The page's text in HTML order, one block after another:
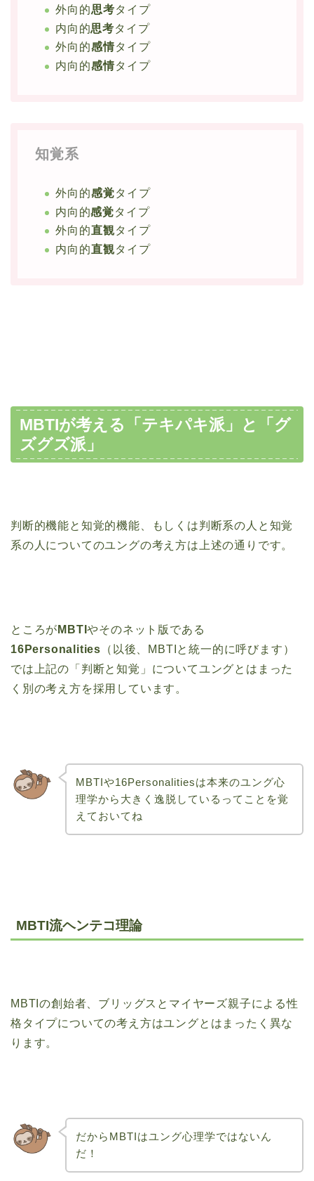
外向的思考タイプ
内向的思考タイプ
外向的感情タイプ
内向的感情タイプ
知覚系
外向的感覚タイプ
内向的感覚タイプ
外向的直観タイプ
内向的直観タイプ
MBTIが考える「テキパキ派」と「グ
ズグズ派」
判断的機能と知覚的機能、もしくは判断系の人と知覚
系の人についてのユングの考え方は上述の通りです。
ところが MBTIやそのネット版である
16Personalities （以後、MBTIと統一的に呼びます）
では上記の「判断と知覚」についてユングとはまった
く別の考え方を採用しています。
MBTIや16Personalitiesは本来のユング心
理学から大きく逸脱しているってことを覚
えておいてね
MBTI流ヘンテコ理論
MBTIの創始者、ブリッグスとマイヤーズ親子による性
格タイプについての考え方はユングとはまったく異な
ります。
だからMBTIはユング心理学ではないん
だ！